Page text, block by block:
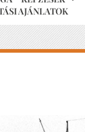
AJÁNLATOK